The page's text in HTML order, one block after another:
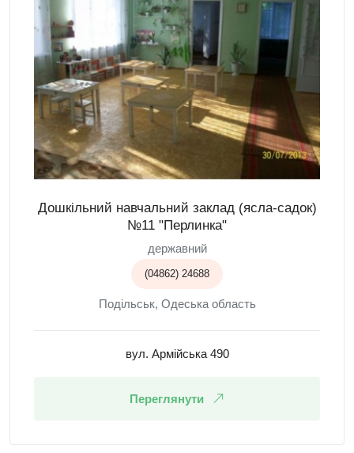
Дошкільний навчальний заклад (ясла-садок)
№11 "Перлинка"
державний
(04862) 24688
Подільськ, Одеська область
вул. Армійська 490
Переглянути